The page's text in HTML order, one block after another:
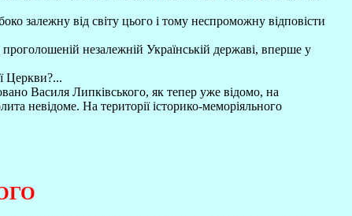
залежну від світу цього і тому неспроможну відповісти
незалежній Українській державі, вперше у
Церкви?...
Василя Липківського, як тепер уже відомо, на
невідоме. На території історико-меморіяльного